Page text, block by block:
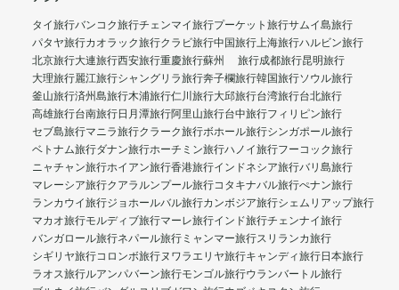
タイ旅行バンコク旅行チェンマイ旅行プーケット旅行サムイ島旅行
パタヤ旅行カオラック旅行クラビ旅行中国旅行上海旅行ハルビン旅行
北京旅行大連旅行西安旅行重慶旅行蘇州 旅行成都旅行昆明旅行
大理旅行麗江旅行シャングリラ旅行奔子欄旅行韓国旅行ソウル旅行
釜山旅行済州島旅行木浦旅行仁川旅行大邱旅行台湾旅行台北旅行
高雄旅行台南旅行日月潭旅行阿里山旅行台中旅行フィリピン旅行
セブ島旅行マニラ旅行クラーク旅行ボホール旅行シンガポール旅行
ベトナム旅行ダナン旅行ホーチミン旅行ハノイ旅行フーコック旅行
ニャチャン旅行ホイアン旅行香港旅行インドネシア旅行バリ島旅行
マレーシア旅行クアラルンプール旅行コタキナバル旅行ぺナン旅行
ランカウイ旅行ジョホールバル旅行カンボジア旅行シェムリアップ旅行
マカオ旅行モルディブ旅行マーレ旅行インド旅行チェンナイ旅行
バンガロール旅行ネパール旅行 ミャンマー旅行スリランカ旅行
シギリヤ旅行コロンボ旅行ヌワラエリヤ旅行キャンディ旅行日本旅行
ラオス旅行ルアンパバーン旅行モンゴル旅行ウランバートル旅行